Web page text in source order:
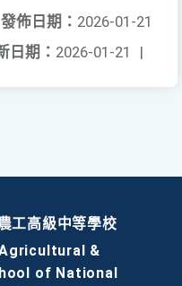
發佈日期： 2026-01-21
日期： 2026-01-21 |
工高級中等學校
&
of National